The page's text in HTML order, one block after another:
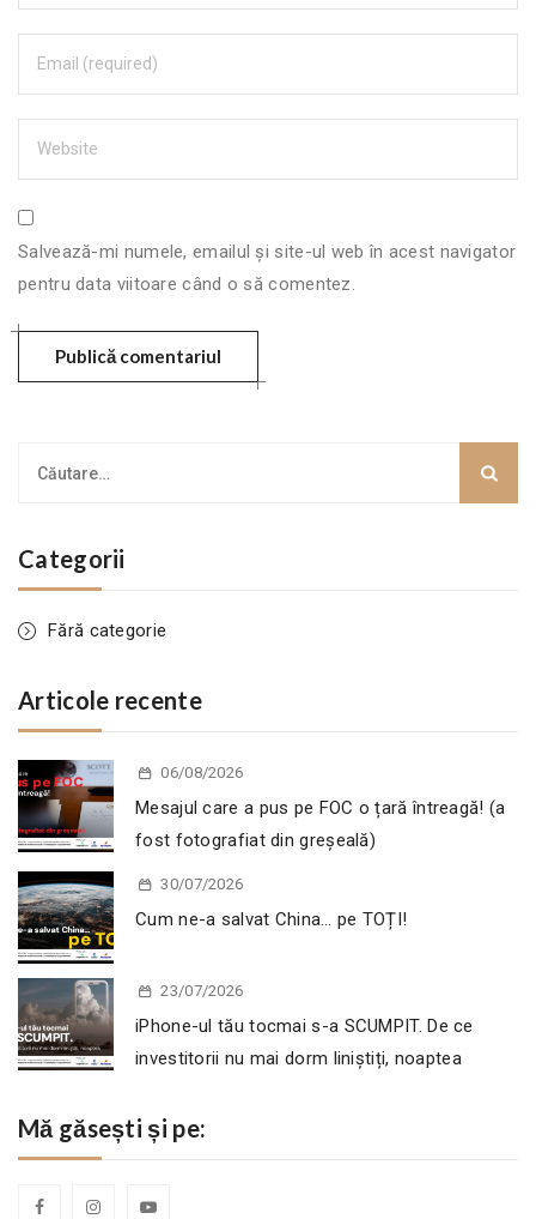
Salvează-mi numele, emailul și site-ul web în acest navigator
pentru data viitoare când o să comentez.
Categorii
Fără categorie
Articole recente
06/08/2026
Mesajul care a pus pe FOC o țară întreagă! (a
fost fotografiat din greșeală)
30/07/2026
Cum ne-a salvat China… pe TOȚI!
23/07/2026
iPhone-ul tău tocmai s-a SCUMPIT. De ce
investitorii nu mai dorm liniștiți, noaptea
Mă găsești și pe: